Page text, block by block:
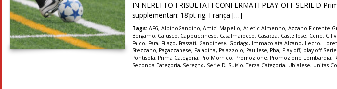
IN NERETTO I RISULTATI CONFERMATI PLAY-OFF SERIE D
supplementari: 18’pt rig. França […]
Tags: AFG,AlbinoGandino,Amici Mapello,Atletic Almenno,Azzano Fiorente
Bergamo, Calusco, Cappuccinese, Casalmaiocco, Casazza, Castellese, Cene,
Falco, Fara, Filago, Frassati, Gandinese, Gorlago, Immacolata Alzano, Lecco,
Stezzano, Pagazzanese, Paladina, Palazzolo, Paullese, Pba, Play-off, play-off
Pontisola, Prima Categoria, Pro Mornico, Promozione, Promozione Lombardia,
Seconda Categoria, Seregno, Serie D, Suisio,Terza Categoria, Ubialese, Unitas